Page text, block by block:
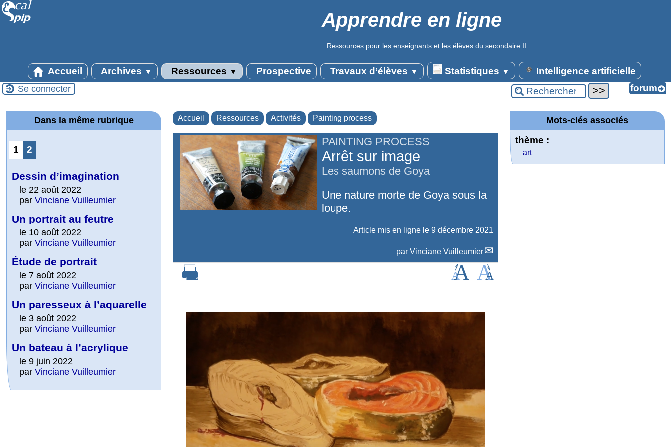
Apprendre en ligne
Ressources pour les enseignants et les élèves du secondaire II.
Accueil Archives ▼ Ressources ▼ Prospective Travaux d’élèves ▼ Statistiques ▼ Intelligence artificielle
Se connecter
Accueil Ressources Activités Painting process
PAINTING PROCESS
Arrêt sur image
Les saumons de Goya
Une nature morte de Goya sous la
loupe.
Article mis en ligne le 9 décembre 2021
par Vinciane Vuilleumier
Dans la même rubrique
1 2
Dessin d’imagination
le 22 août 2022
parVinciane Vuilleumier
Un portrait au feutre
le 10 août 2022
parVinciane Vuilleumier
Étude de portrait
le 7 août 2022
parVinciane Vuilleumier
Un paresseux à l’aquarelle
le 3 août 2022
parVinciane Vuilleumier
Un bateau à l’acrylique
le 9 juin 2022
parVinciane Vuilleumier
Mots-clés associés
thème :
art